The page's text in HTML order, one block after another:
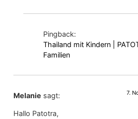
Pingback:
Thailand mit Kindern |
Familien
Melanie sagt: 7.
Hallo Patotra,